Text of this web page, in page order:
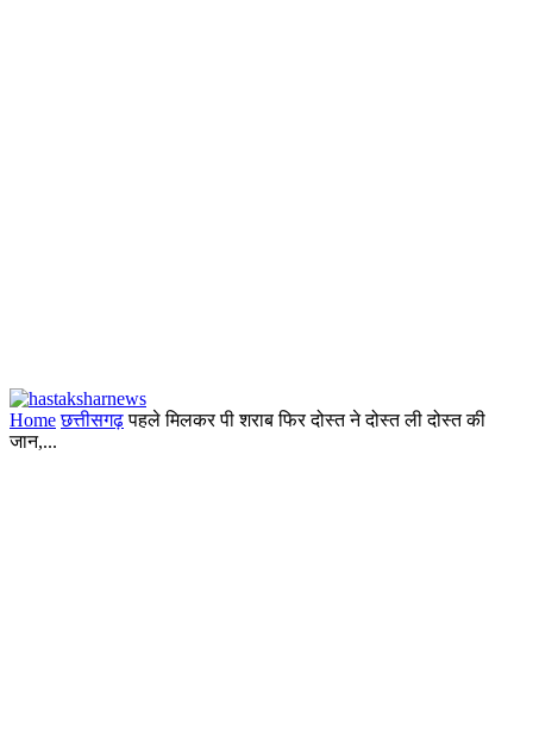
Home छत्तीसगढ़ पहले मिलकर पी शराब फिर दोस्त ने दोस्त ली दोस्त की
जान,...